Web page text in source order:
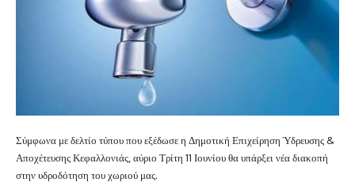
Σύμφωνα με δελτίο τύπου που εξέδωσε η Δημοτική Επιχείρηση Ύδρευσης &
Αποχέτευσης Κεφαλλονιάς, αύριο Τρίτη 11 Ιουνίου θα υπάρξει νέα διακοπή
στην υδροδότηση του χωριού μας.